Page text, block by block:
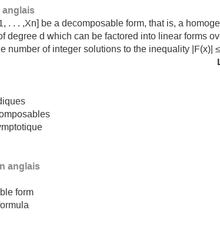
anglais
. . . ,Xn] be a decomposable form, that is, a
degree d which can be factored into linear forms
number of integer solutions to the inequality |F(x)|
anglais
form